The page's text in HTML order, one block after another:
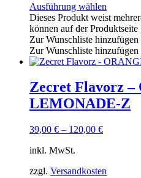
Ausführung wählen
Dieses Produkt weist
können auf der
Zur Wunschliste hinzufügen
Zur Wunschliste hinzufügen
Zecret Flavorz –
LEMONADE-Z
39,00 € – 120,00 €
inkl. MwSt.
zzgl. Versandkosten